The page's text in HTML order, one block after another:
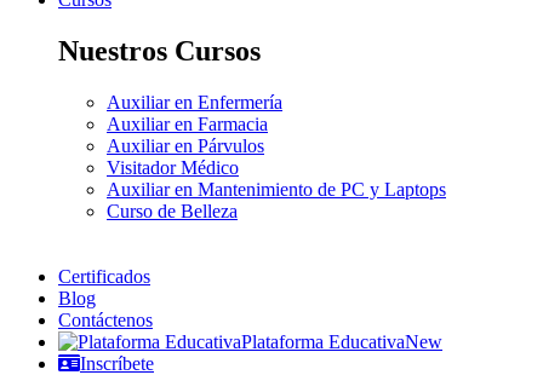
Nuestros Cursos
Auxiliar en Enfermería
Auxiliar en Farmacia
Auxiliar en Párvulos
Visitador Médico
Auxiliar en Mantenimiento de PC y Laptops
Curso de Belleza
Certificados
Blog
Contáctenos
Plataforma EducativaNew
Inscríbete